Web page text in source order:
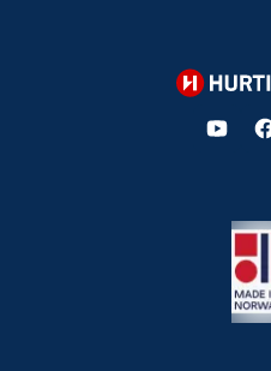
Hurtigruten